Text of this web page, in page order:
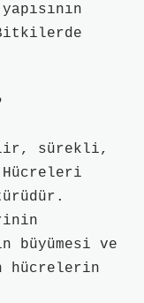
sürekli,
Hücreleri
büyümesi ve
hücrelerin